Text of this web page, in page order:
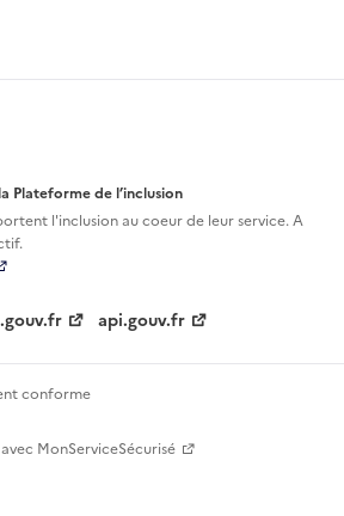
Plateforme de l’inclusion
l'inclusion aucoeur de leur service. A
api.gouv.fr
conforme
MonServiceSécurisé